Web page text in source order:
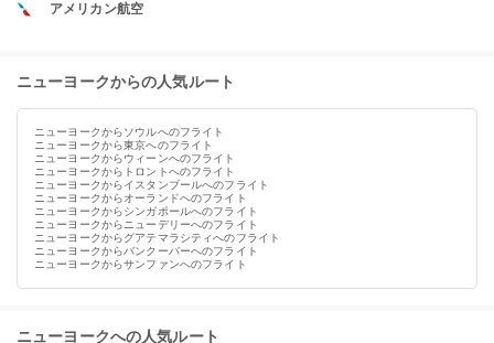
アメリカン航空
ニューヨークからの人気ルート
ニューヨークからソウルへのフライト
ニューヨークから東京へのフライト
ニューヨークからウィーンへのフライト
ニューヨークからトロントへのフライト
ニューヨークからイスタンブールへのフライト
ニューヨークからオーランドへのフライト
ニューヨークからシンガポールへのフライト
ニューヨークからニューデリーへのフライト
ニューヨークからグアテマラシティへのフライト
ニューヨークからバンクーバーへのフライト
ニューヨークからサンファンへのフライト
ニューヨークへの人気ルート